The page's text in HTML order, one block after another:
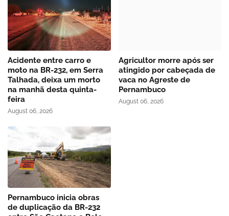
Acidente entre carro e
moto na BR-232, em Serra
Talhada, deixa um morto
na manhã desta quinta-
feira
August 06, 2026
Agricultor morre após ser
atingido por cabeçada de
vaca no Agreste de
Pernambuco
August 06, 2026
Pernambuco inicia obras
de duplicação da BR-232